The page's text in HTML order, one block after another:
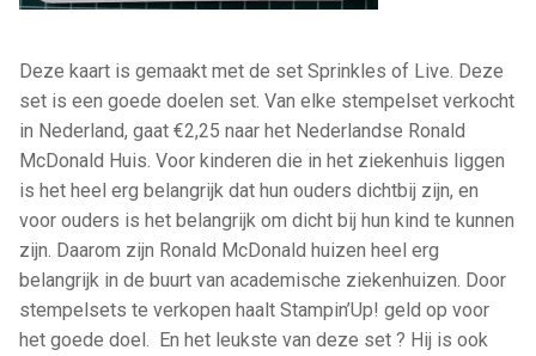
Deze kaart is gemaakt met de set Sprinkles of Live. Deze
set is een goede doelen set. Van elke stempelset verkocht
in Nederland, gaat €2,25 naar het Nederlandse Ronald
McDonald Huis. Voor kinderen die in het ziekenhuis liggen
is het heel erg belangrijk dat hun ouders dichtbij zijn, en
voor ouders is het belangrijk om dicht bij hun kind te kunnen
zijn. Daarom zijn Ronald McDonald huizen heel erg
belangrijk in de buurt van academische ziekenhuizen. Door
stempelsets te verkopen haalt Stampin’Up! geld op voor
het goede doel. En het leukste van deze set ? Hij is ook